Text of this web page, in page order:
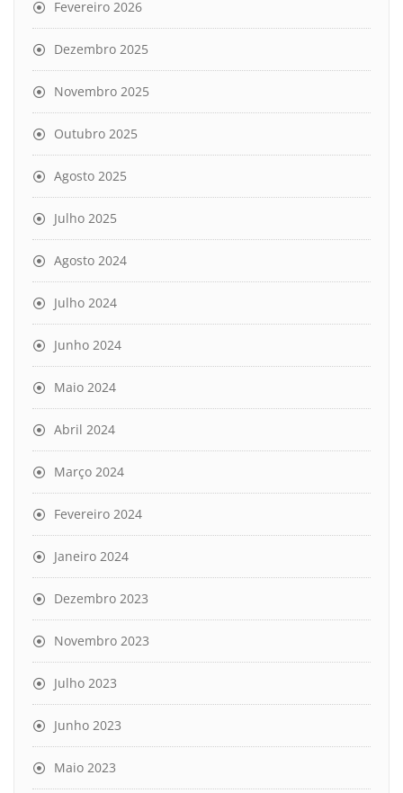
Fevereiro 2026
Dezembro 2025
Novembro 2025
Outubro 2025
Agosto 2025
Julho 2025
Agosto 2024
Julho 2024
Junho 2024
Maio 2024
Abril 2024
Março 2024
Fevereiro 2024
Janeiro 2024
Dezembro 2023
Novembro 2023
Julho 2023
Junho 2023
Maio 2023